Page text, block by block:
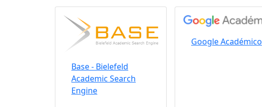
Base - Bielefeld
Academic Search
Engine
Google Académico